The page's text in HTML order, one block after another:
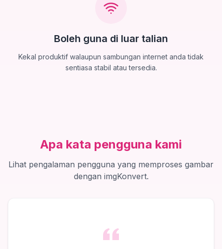
Boleh guna di luar talian
Kekal produktif walaupun sambungan internet anda tidak
sentiasa stabil atau tersedia.
Apa kata pengguna kami
Lihat pengalaman pengguna yang memproses gambar
dengan imgKonvert.